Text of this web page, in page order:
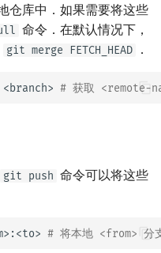
仓库中．如果需要将这些
命令．在默认情况下，
git merge FETCH_HEAD ．
<branch> # 获取 <remote-
git push 命令可以将这些
# 将本地 <from> 分